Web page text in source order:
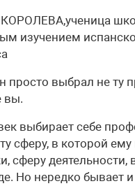
КОРОЛЕВА,ученица
изучением
просто выбрал не ту
вы.
выбирает себе
сферу, в которой ему
сферу деятельности,
Но нередко бывает